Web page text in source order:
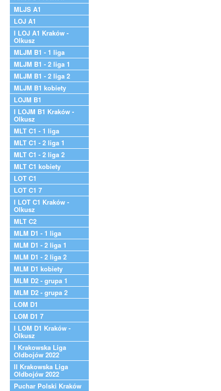
MLJS A1
LOJ A1
I LOJ A1 Kraków -
Olkusz
MLJM B1 - 1 liga
MLJM B1 - 2 liga 1
MLJM B1 - 2 liga 2
MLJM B1 kobiety
LOJM B1
I LOJM B1 Kraków -
Olkusz
MLT C1 - 1 liga
MLT C1 - 2 liga 1
MLT C1 - 2 liga 2
MLT C1 kobiety
LOT C1
LOT C1 7
I LOT C1 Kraków -
Olkusz
MLT C2
MLM D1 - 1 liga
MLM D1 - 2 liga 1
MLM D1 - 2 liga 2
MLM D1 kobiety
MLM D2 - grupa 1
MLM D2 - grupa 2
LOM D1
LOM D1 7
I LOM D1 Kraków -
Olkusz
I Krakowska Liga
Oldbojów 2022
II Krakowska Liga
Oldbojów 2022
Puchar Polski Kraków